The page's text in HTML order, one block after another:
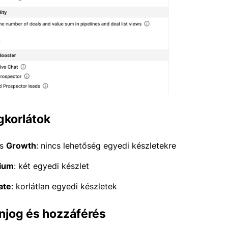
Growth: nincs lehetőség egyedi készletekre
: két egyedi készlet
: korlátlan egyedi készletek
és hozzáférés